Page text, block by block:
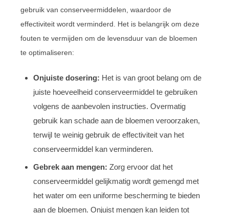
gebruik van conserveermiddelen, waardoor de
effectiviteit wordt verminderd. Het is belangrijk om deze
fouten te vermijden om de levensduur van de bloemen
te optimaliseren:
Onjuiste dosering: Het is van groot belang om de
juiste hoeveelheid conserveermiddel te gebruiken
volgens de aanbevolen instructies. Overmatig
gebruik kan schade aan de bloemen veroorzaken,
terwijl te weinig gebruik de effectiviteit van het
conserveermiddel kan verminderen.
Gebrek aan mengen: Zorg ervoor dat het
conserveermiddel gelijkmatig wordt gemengd met
het water om een uniforme bescherming te bieden
aan de bloemen. Onjuist mengen kan leiden tot